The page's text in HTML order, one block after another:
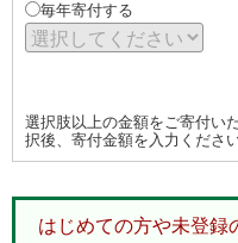
毎年寄付する
選択肢以上の金額をご寄付い
択後、寄付金額を入力ください
はじめての方や未登録